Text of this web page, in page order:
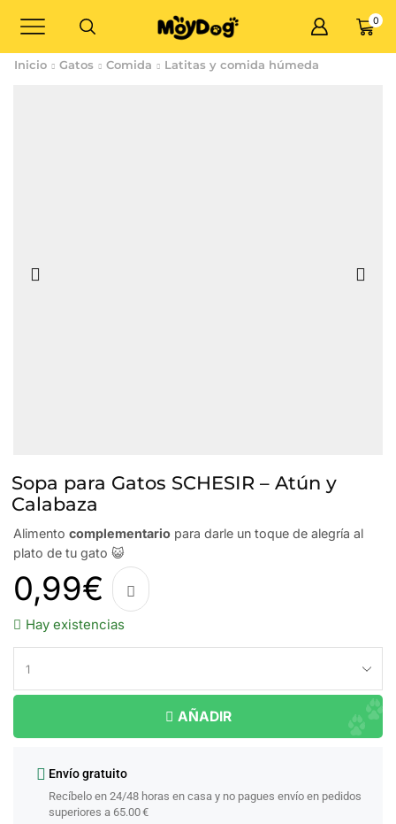
0
Inicio Gatos Comida Latitas y comida húmeda
Sopa para Gatos SCHESIR – Atún y
Calabaza
Alimento complementario para darle un toque de alegría al
plato de tu gato 😺
0,99€
Hay existencias
AÑADIR
Envío gratuito
Recíbelo en 24/48 horas en casa y no pagues envío en pedidos
superiores a 65.00 €